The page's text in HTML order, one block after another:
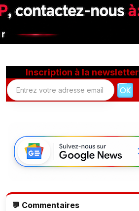
Inscription à la newsletter
💬 Commentaires